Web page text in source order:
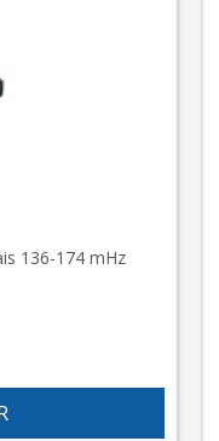
136-174 mHz